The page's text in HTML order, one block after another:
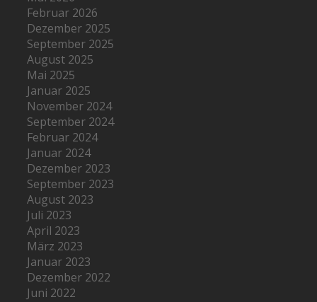
Februar 2026
Dezember 2025
September 2025
August 2025
Mai 2025
Januar 2025
November 2024
September 2024
Februar 2024
Januar 2024
Dezember 2023
September 2023
August 2023
Juli 2023
April 2023
März 2023
Januar 2023
Dezember 2022
Juni 2022